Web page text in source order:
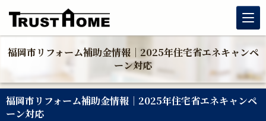
リノベーション
玄関リフォーム
水まわりリフォーム
福岡市リフォーム補助金情報｜2025年住宅省エネキャンペ
ーン対応
福岡市リフォーム補助金情報｜2025年住宅省エネキャンペ
ーン対応